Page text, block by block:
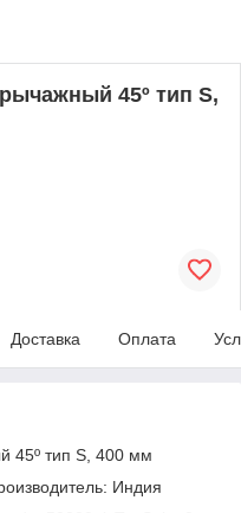
45º тип S,
Доставка Оплата
45º тип S, 400 мм
Индия